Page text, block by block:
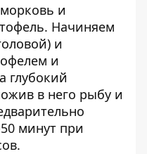
и
Начиняем
и
и
глубокий
в него рыбу и
минут при